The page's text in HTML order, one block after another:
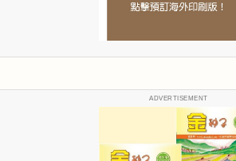
ADVERTISEMENT